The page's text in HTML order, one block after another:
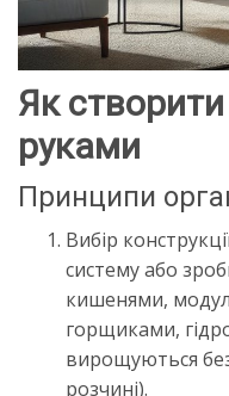
Як створити
руками
Принципи
Вибір
систему або
кишенями,
горщиками,
вирощуються
розчині).